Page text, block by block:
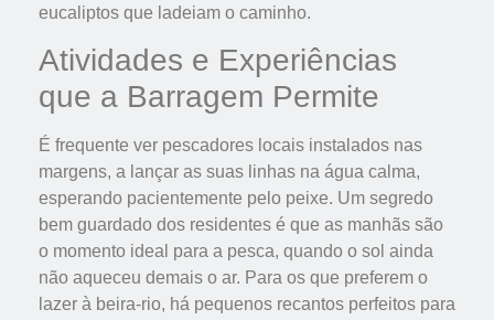
eucaliptos que ladeiam o caminho.
Atividades e Experiências
que a Barragem Permite
É frequente ver pescadores locais instalados nas
margens, a lançar as suas linhas na água calma,
esperando pacientemente pelo peixe. Um segredo
bem guardado dos residentes é que as manhãs são
o momento ideal para a pesca, quando o sol ainda
não aqueceu demais o ar. Para os que preferem o
lazer à beira-rio, há pequenos recantos perfeitos para